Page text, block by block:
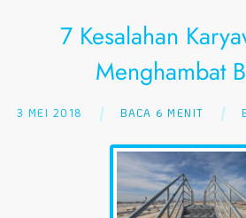
7 Kesalahan
Menghambat
3 MEI 2018 BACA 6 MENIT